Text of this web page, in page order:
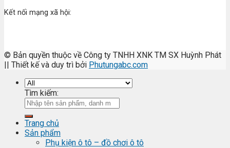
Kết nối mạng xã hội:
© Bản quyền thuộc về Công ty TNHH XNK TM SX Huỳnh Phát
|| Thiết kế và duy trì bởi Phutungabc.com
Tìm kiếm:
Trang chủ
Sản phẩm
Phụ kiện ô tô – đồ chơi ô tô